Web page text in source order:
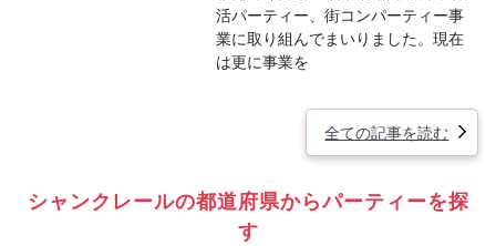
活パーティー、街コンパーティー事
業に取り組んでまいりました。現在
は更に事業を
全ての記事を読む
シャンクレールの都道府県からパーティーを探
す